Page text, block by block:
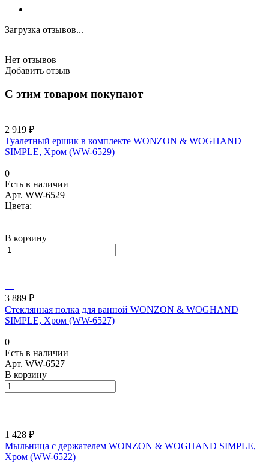
Загрузка отзывов...
Нет отзывов
Добавить отзыв
С этим товаром покупают
2 919 ₽
Туалетный ершик в комплекте WONZON & WOGHAND
SIMPLE, Хром (WW-6529)
0
Есть в наличии
Арт. WW-6529
Цвета:
В корзину
3 889 ₽
Стеклянная полка для ванной WONZON & WOGHAND
SIMPLE, Хром (WW-6527)
0
Есть в наличии
Арт. WW-6527
В корзину
1 428 ₽
Мыльница с держателем WONZON & WOGHAND SIMPLE,
Хром (WW-6522)